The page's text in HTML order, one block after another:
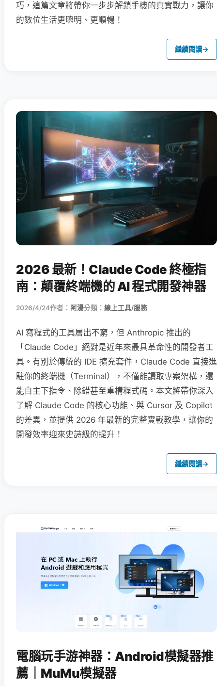
巧，這篇文章將帶你一步步解鎖手機的真實戰力，讓你
的數位生活更聰明、更順暢！
繼續閱讀→
2026 最新！Claude Code 終極指
南：顛覆終端機的 AI 程式開發神器
2026/4/24作者： 阿湯分類： 線上工具/服務
AI 寫程式的工具層出不窮，但 Anthropic 推出的
「Claude Code」絕對是近年來最具革命性的開發者工
具。有別於傳統的 IDE 擴充套件，Claude Code 直接進
駐你的終端機（Terminal），不僅能讀取專案架構，還
能自主下指令、除錯甚至重構程式碼。本文將帶你深入
了解 Claude Code 的核心功能、與 Cursor 及 Copilot
的差異，並提供 2026 年最新的完整實戰教學，讓你的
開發效率迎來史詩級的提升！
繼續閱讀→
電腦玩手游神器：Android模擬器推
薦｜MuMu模擬器